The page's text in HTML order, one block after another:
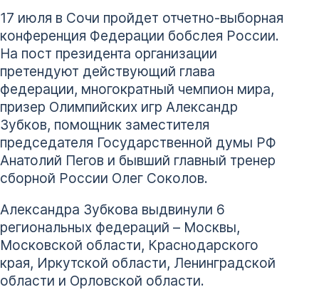
17 июля в Сочи пройдет отчетно-выборная
конференция Федерации бобслея России.
На пост президента организации
претендуют действующий глава
федерации, многократный чемпион мира,
призер Олимпийских игр Александр
Зубков, помощник заместителя
председателя Государственной думы РФ
Анатолий Пегов и бывший главный тренер
сборной России Олег Соколов.
Александра Зубкова выдвинули 6
региональных федераций – Москвы,
Московской области, Краснодарского
края, Иркутской области, Ленинградской
области и Орловской области.